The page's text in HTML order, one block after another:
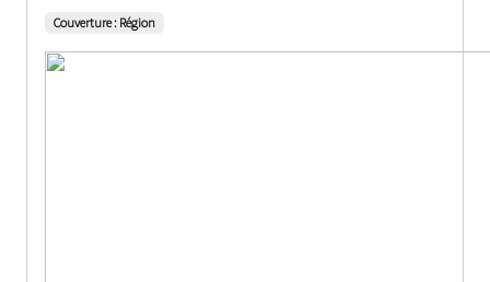
Couverture : Région